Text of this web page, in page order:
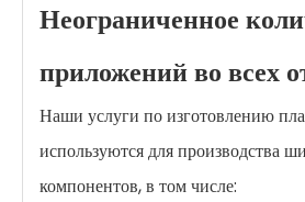
Неограниченное
приложений во всех
Наши услуги по изготовлению
используются для производства
компонентов, в том числе: